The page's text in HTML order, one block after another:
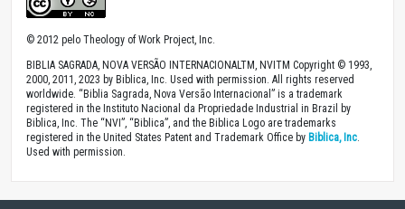
© 2012 pelo Theology of Work Project, Inc.
BIBLIA SAGRADA, NOVA VERSÃO INTERNACIONALTM, NVITM Copyright © 1993,
2000, 2011, 2023 by Biblica, Inc. Used with permission. All rights reserved
worldwide. “Biblia Sagrada, Nova Versão Internacional” is a trademark
registered in the Instituto Nacional da Propriedade Industrial in Brazil by
Biblica, Inc. The “NVI”, “Biblica”, and the Biblica Logo are trademarks
registered in the United States Patent and Trademark Office by Biblica, Inc
Used with permission.